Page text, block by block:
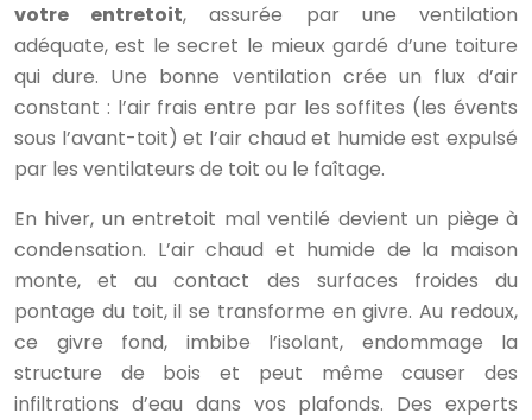
votre entretoit, assurée par une ventilation
adéquate, est le secret le mieux gardé d’une toiture
qui dure. Une bonne ventilation crée un flux d’air
constant : l’air frais entre par les soffites (les évents
sous l’avant-toit) et l’air chaud et humide est expulsé
par les ventilateurs de toit ou le faîtage.
En hiver, un entretoit mal ventilé devient un piège à
condensation. L’air chaud et humide de la maison
monte, et au contact des surfaces froides du
pontage du toit, il se transforme en givre. Au redoux,
ce givre fond, imbibe l’isolant, endommage la
structure de bois et peut même causer des
infiltrations d’eau dans vos plafonds. Des experts